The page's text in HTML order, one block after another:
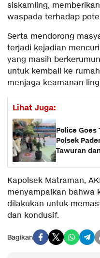
siskamling,
waspada terhadap
Serta mendorong
terjadi kejadian
yang masih
untuk kembali ke
menjaga keamanan
Lihat Juga:
Police Goes
Polsek
Tawuran
Kapolsek Matraman,
menyampaikan bahwa
dilakukan untuk
dan kondusif.
Bagikan